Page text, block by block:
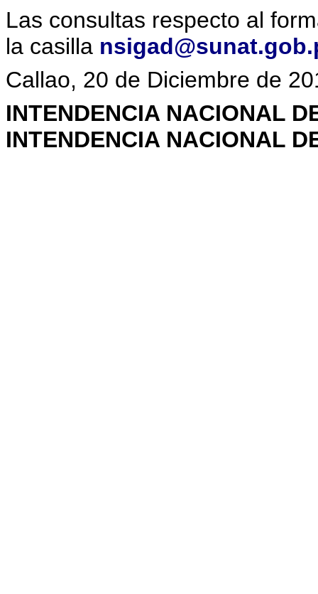
Las consultas respecto al
la casilla
Callao, 20 de Diciembre de
INTENDENCIA NACIONAL
INTENDENCIA NACIONAL